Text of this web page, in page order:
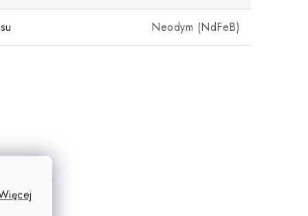
Neodym (NdFeB)